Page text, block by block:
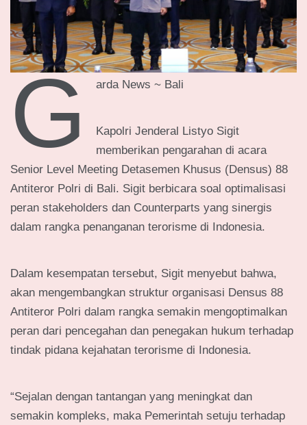
G arda News ~ Bali
Kapolri Jenderal Listyo Sigit
memberikan pengarahan di acara
Senior Level Meeting Detasemen Khusus (Densus) 88
Antiteror Polri di Bali. Sigit berbicara soal optimalisasi
peran stakeholders dan Counterparts yang sinergis
dalam rangka penanganan terorisme di Indonesia.
Dalam kesempatan tersebut, Sigit menyebut bahwa,
akan mengembangkan struktur organisasi Densus 88
Antiteror Polri dalam rangka semakin mengoptimalkan
peran dari pencegahan dan penegakan hukum terhadap
tindak pidana kejahatan terorisme di Indonesia.
“Sejalan dengan tantangan yang meningkat dan
semakin kompleks, maka Pemerintah setuju terhadap